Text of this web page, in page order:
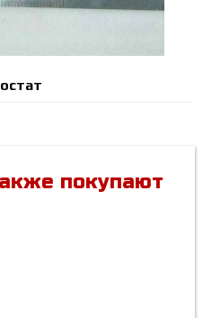
покупают